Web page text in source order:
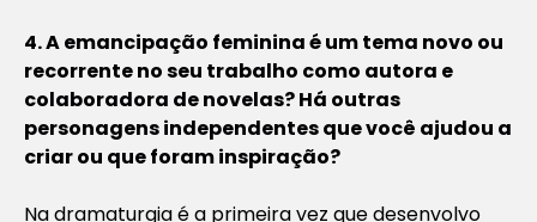
4. A emancipação feminina é um tema novo ou
recorrente no seu trabalho como autora e
colaboradora de novelas? Há outras
personagens independentes que você ajudou a
criar ou que foram inspiração?
Na dramaturgia é a primeira vez que desenvolvo